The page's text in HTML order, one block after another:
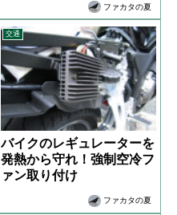
ファカタの夏
交通
バイクのレギュレーターを
発熱から守れ！強制空冷フ
ァン取り付け
ファカタの夏